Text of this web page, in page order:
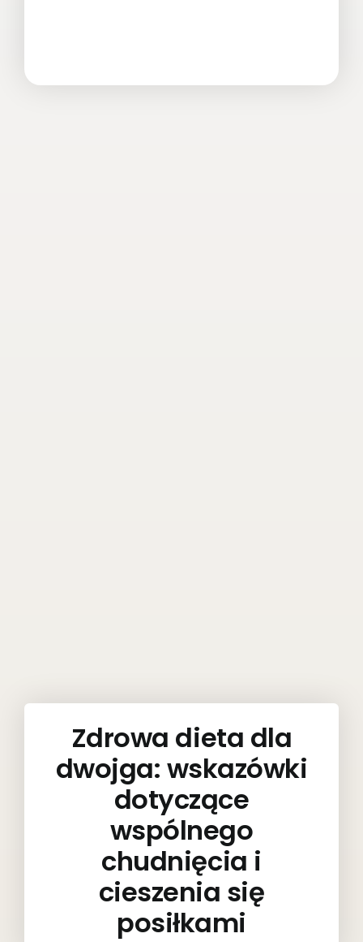
Zdrowa dieta dla
dwojga: wskazówki
dotyczące
wspólnego
chudnięcia i
cieszenia się
posiłkami